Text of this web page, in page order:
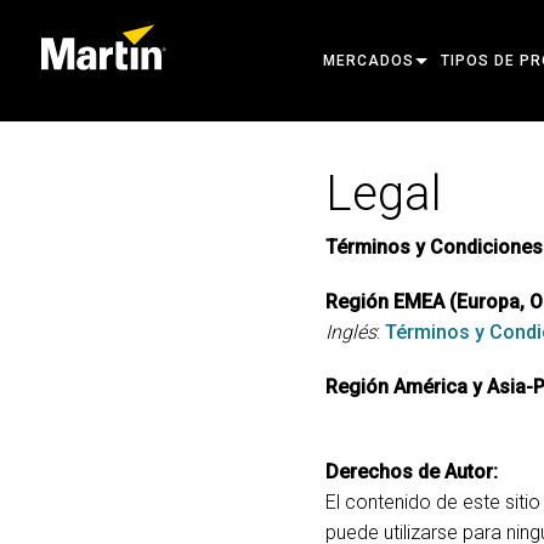
MERCADOS
ENTERTAINMENT
CREATE THE MOMENT
TIPOS DE
LUCES
LUCES
POTENCIA Y
Legal
Términos y
Región EMEA (Europa,
Inglés:Términos y
Región América y
Derechos de Autor:
El contenido de este
puede utilizarse para